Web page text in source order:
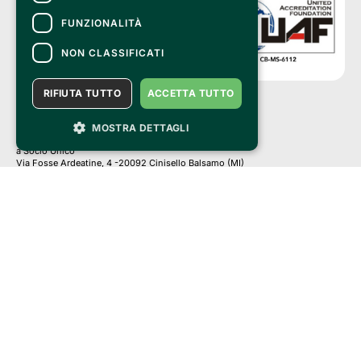
Clappit è un marchio di proprietà di:
a Socio Unico
Via Fosse Ardeatine, 4 -20092 Cinisello Balsamo (MI)
FUNZIONALITÀ
NON CLASSIFICATI
ACCETTA TUTTO
RIFIUTA TUTTO
MOSTRA DETTAGLI